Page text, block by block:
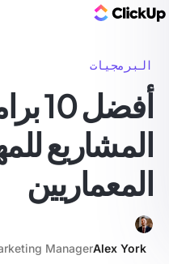
البرمجيات
أفضل
المشاريع
المعماريين
Alex York
Manager